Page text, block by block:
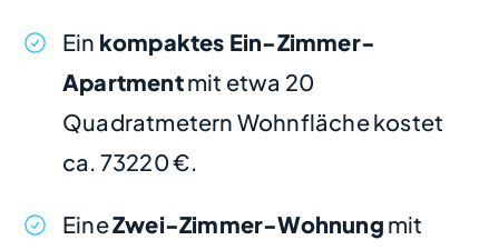
Ein kompaktes Ein-Zimmer-
Apartmentmit etwa 20
Quadratmetern Wohnfläche kostet
ca. 73220 €.
EineZwei-Zimmer-Wohnung mit